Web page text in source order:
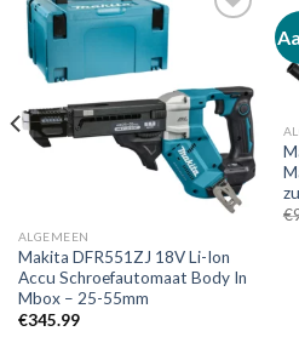
aan
verlanglijst
ALGEMEEN
Makita DFR551ZJ 18V Li-Ion
Accu Schroefautomaat Body In
Mbox – 25-55mm
€345.99
€